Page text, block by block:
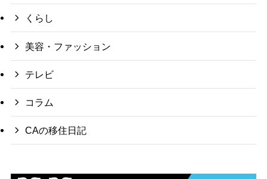
くらし
美容・ファッション
テレビ
コラム
CAの移住日記